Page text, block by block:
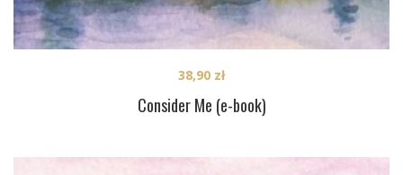
Consider Me (e-book)
38,90 zł